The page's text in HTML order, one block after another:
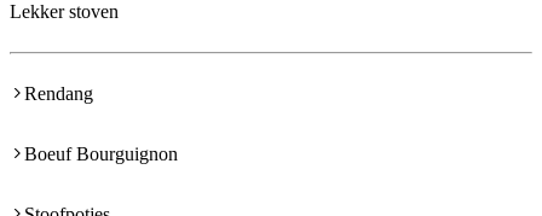
Lekker stoven
Rendang
Boeuf Bourguignon